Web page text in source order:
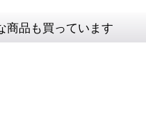
商品も買っています